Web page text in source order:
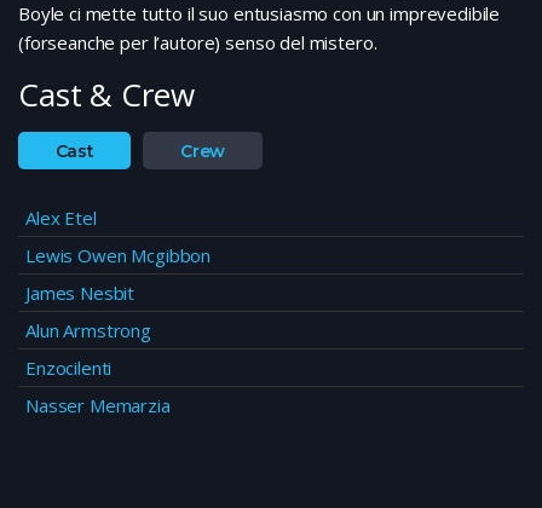
Boyle ci mette tutto il suo entusiasmo con un imprevedibile
(forseanche per l’autore) senso del mistero.
Cast & Crew
Cast Crew
Alex Etel
Lewis Owen Mcgibbon
James Nesbit
Alun Armstrong
Enzocilenti
Nasser Memarzia